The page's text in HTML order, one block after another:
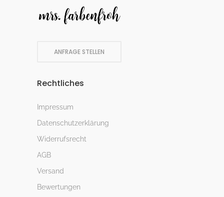
ANFRAGE STELLEN
Rechtliches
Impressum
Datenschutzerklärung
Widerrufsrecht
AGB
Versand
Bewertungen